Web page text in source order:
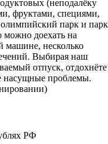
(неподалёку
фруктами, специями,
парк и парк
можно доехать на
машине, несколько
Выбирая наш
отпуск, отдохнёте
насущные проблемы.
РФ